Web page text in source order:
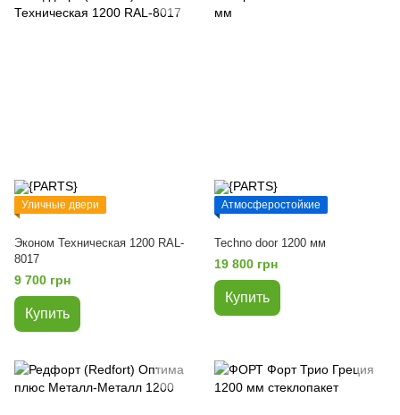
Уличные двери
Эконом Техническая 1200 RAL-
8017
9 700 грн
Купить
Атмосферостойкие
Techno door 1200 мм
19 800 грн
Купить